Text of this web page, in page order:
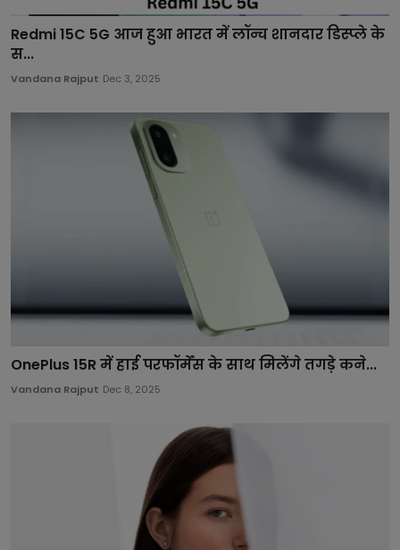
Redmi 15C 5G आज हुआ भारत में लॉन्च शानदार डिस्प्ले के
स...
Vandana Rajput Dec 3, 2025
OnePlus 15R में हाई परफॉर्मेंस के साथ मिलेंगे तगड़े कने...
Vandana Rajput Dec 8, 2025